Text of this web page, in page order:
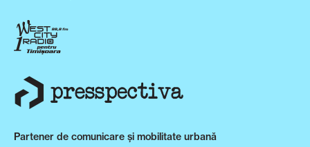
Partener de comunicare și mobilitate urbană